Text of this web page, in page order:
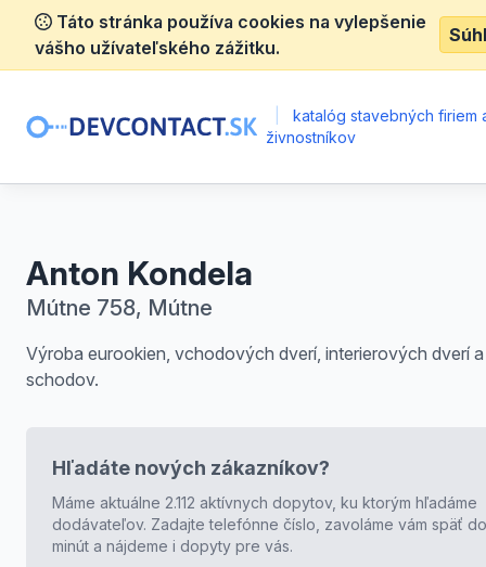
Táto stránka používa cookies na vylepšenie
vášho užívateľského zážitku.
katalóg stavebných firiem
živnostníkov
Anton Kondela
Mútne 758, Mútne
Výroba eurookien, vchodových dverí, interierových dverí a
schodov.
Hľadáte nových zákazníkov?
Máme aktuálne 2.112 aktívnych dopytov, ku ktorým hľadáme
dodávateľov. Zadajte telefónne číslo, zavoláme vám späť
minút a nájdeme i dopyty pre vás.